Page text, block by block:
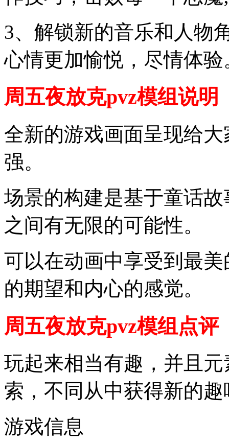
3、解锁新的音乐和人物
心情更加愉悦，尽情体验
周五夜放克pvz模组说明
全新的游戏画面呈现给
强。
场景的构建是基于童话
之间有无限的可能性。
可以在动画中享受到最
的期望和内心的感觉。
周五夜放克pvz模组点评
玩起来相当有趣，并且
索，不同从中获得新的趣
游戏信息